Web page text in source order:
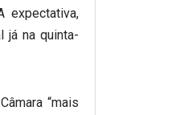
expectativa,
já na quinta-
“mais